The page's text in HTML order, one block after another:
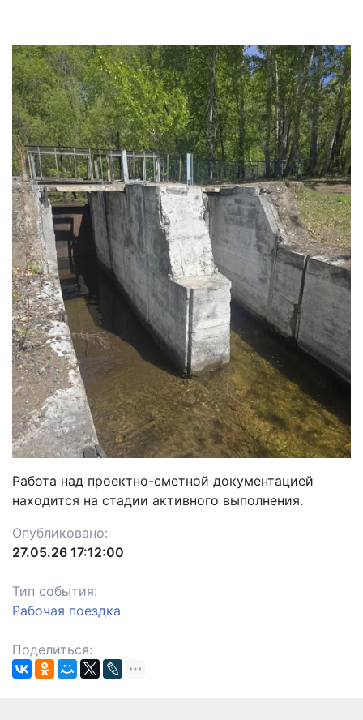
Работа над проектно-сметной документацией
находится на стадии активного выполнения.
Опубликовано:
27.05.26 17:12:00
Тип события:
Рабочая поездка
Поделиться: